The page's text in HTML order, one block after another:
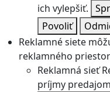
ich vylepšiť.
Povoliť
Reklamné siete
reklamného
Reklamná sieť
príjmy